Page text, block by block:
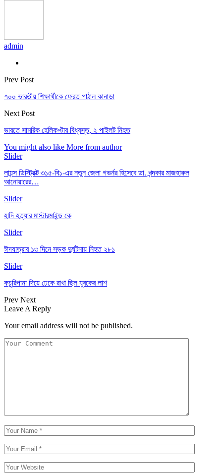
admin
Prev Post
৭০০ ভারতীয় শিক্ষার্থীকে ফেরত পাঠাল কানাডা
Next Post
ভারতে সামরিক হেলিকপ্টার বিধ্বস্ত, ২ পাইলট নিহত
You might also like More from author
Slider
লায়ন্স ডিস্ট্রিক্ট ৩১৫-বি১-এর নতুন জেলা গভর্নর হিসেবে ডা. খন্দকার মাজহারুল
আনোয়ারের…
Slider
হাদি হত্যার মাস্টারমাইন্ড কে
Slider
ঈদযাত্রার ১৩ দিনে সড়ক দুর্ঘটনায় নিহত ২৮১
Slider
কচুরিপানা দিয়ে ঢেকে রাখা ছিল যুবকের লাশ
Prev Next
Leave A Reply
Your email address will not be published.